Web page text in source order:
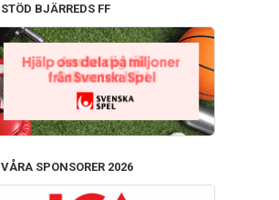
STÖD BJÄRREDS FF
VÅRA SPONSORER 2026